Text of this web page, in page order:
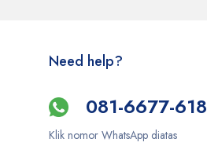
Need help?
081-6677-618
Klik nomor WhatsApp diatas